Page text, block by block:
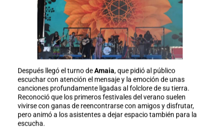
Después llegó el turno deAmaia, que pidió al público
escuchar con atención el mensaje y la emoción de unas
canciones profundamente ligadas al folclore de su tierra.
Reconoció que los primeros festivales del verano suelen
vivirse con ganas de reencontrarse con amigos y disfrutar,
pero animó a los asistentes a dejar espacio también para la
escucha.